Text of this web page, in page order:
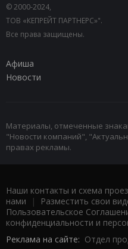
© 2000-2024,
ТОВ «КЕПРЕЙТ ПАРТНЕРС»".
Все права защищены.
Афиша
Новости
Материалы, отмеченные
"Новости компаний",
правах рекламы.
Наши контакты и схема
нами | Разместить свои
Пользовательское
конфиденциальности и
Реклама на сайте: Отдел